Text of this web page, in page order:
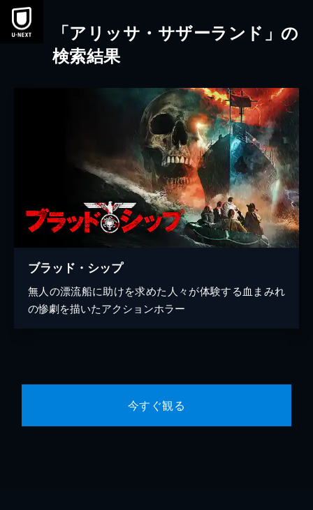
本文へスキップ
「アリッサ・サザーランド」の
検索結果
ブラッド・シップ
無人の漂流船に助けを求めた人々が体験する血まみれ
の惨劇を描いたアクションホラー
今すぐ観る